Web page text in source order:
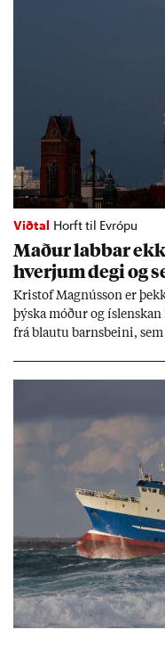
Viðtal Horft til Evrópu
Mað­ur labb­ar
hverj­um degi og
Kri­stof Magnús­son er
þýska móð­ur og
frá blautu barns­beini,